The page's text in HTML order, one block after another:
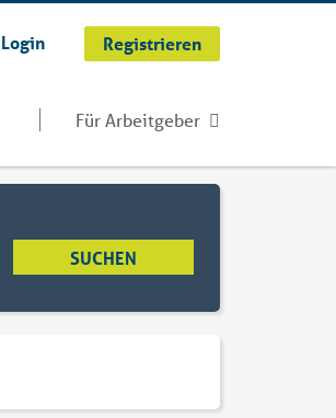
Login Registrieren
Für Arbeitgeber